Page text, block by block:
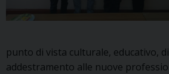
punto di vista culturale, educativo,
addestramento alle nuove